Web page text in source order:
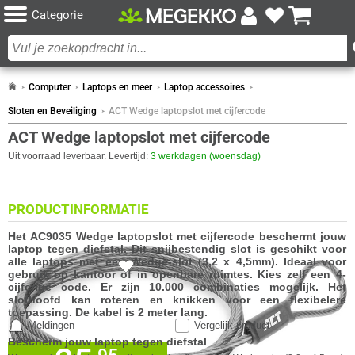
Categorie
Computer Laptops en meer Laptop accessoires
Sloten en Beveiliging ACT Wedge laptopslot met cijfercode
ACT Wedge laptopslot met cijfercode
Uit voorraad leverbaar. Levertijd: 3 werkdagen (woensdag)
✓ 30 dagen bedenktermijn!
Vergelijk product
Meldingen
PRODUCTINFORMATIE
Het AC9035 Wedge laptopslot met cijfercode beschermt jouw
laptop tegen diefstal. Dit snijbestendig slot is geschikt voor
alle laptops met een Wedge-slot (3,2 x 4,5mm). Ideaal voor
gebruik op kantoor of in openbare ruimtes. Kies zelf een 4-
cijferige code. Er zijn 10.000 combinaties mogelijk. Het
slothoofd kan roteren en knikken voor een flexibelere
toepassing. De kabel is 2 meter lang.
Bescherm jouw laptop tegen diefstal